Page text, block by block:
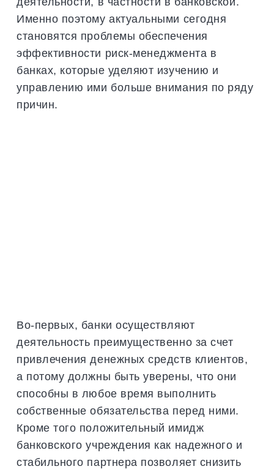
Именно поэтому актуальными сегодня
становятся проблемы обеспечения
эффективности риск-менеджмента в
банках, которые уделяют изучению и
управлению ими больше внимания по ряду
причин.
Во-первых, банки осуществляют
деятельность преимущественно за счет
привлечения денежных средств клиентов,
а потому должны быть уверены, что они
способны в любое время выполнить
собственные обязательства перед ними.
Кроме того положительный имидж
банковского учреждения как надежного и
стабильного партнера позволяет снизить